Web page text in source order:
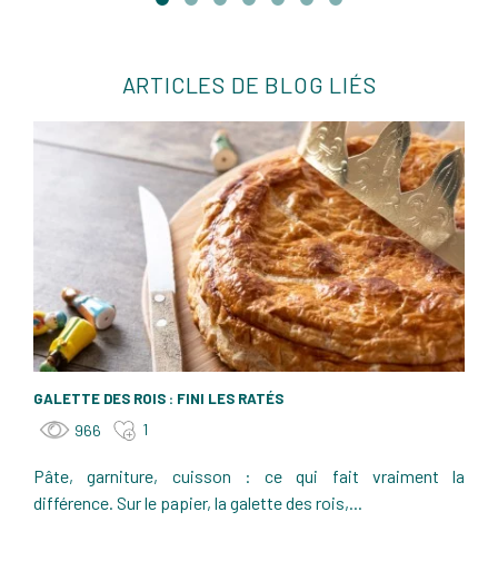
ARTICLES DE BLOG LIÉS
GALETTE DES ROIS : FINI LES RATÉS
966 1
Pâte, garniture, cuisson : ce qui fait vraiment la
différence. Sur le papier, la galette des rois,...